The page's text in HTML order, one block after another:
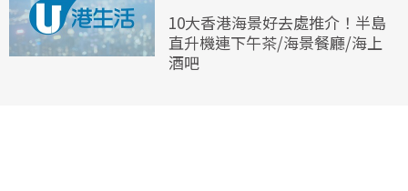
10大香港海景好去處推介！半島
直升機連下午茶/海景餐廳/海上
酒吧